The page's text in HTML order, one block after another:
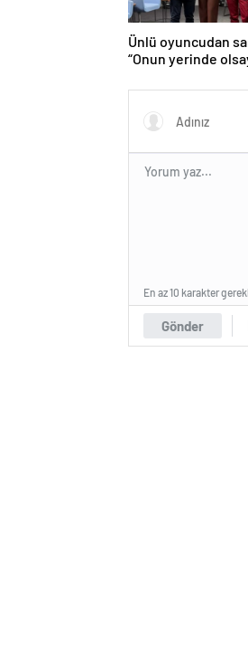
Ünlü oyuncudan
“Onun yerinde
Gönder
En az 10 karakter